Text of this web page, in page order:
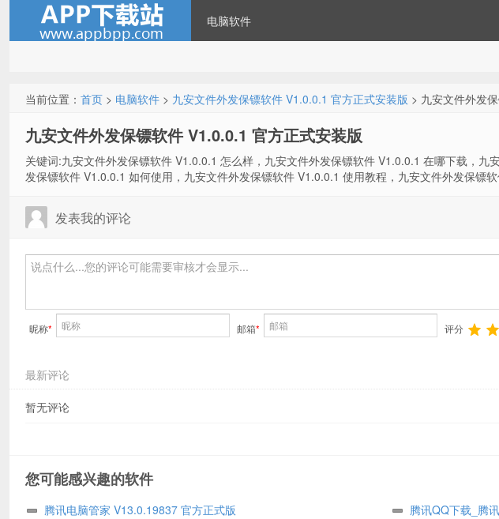
电脑软件
当前位置： 首页 > 电脑软件 > 九安文件外发保镖软件 V1.0.0.1 官方正式安装版 > 九安文件外发
九安文件外发保镖软件 V1.0.0.1 官方正式安装版
关键词:九安文件外发保镖软件 V1.0.0.1 怎么样，九安文件外发保镖软件 V1.0.0.1 在哪下载，九
发保镖软件 V1.0.0.1 如何使用，九安文件外发保镖软件 V1.0.0.1 使用教程，九安文件外发保镖
发表我的评论
昵称* 邮箱* 评分
最新评论
暂无评论
您可能感兴趣的软件
腾讯电脑管家 V13.0.19837 官方正式版
腾讯QQ下载_腾